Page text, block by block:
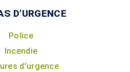
D'URGENCE
Police
Incendie
d’urgence